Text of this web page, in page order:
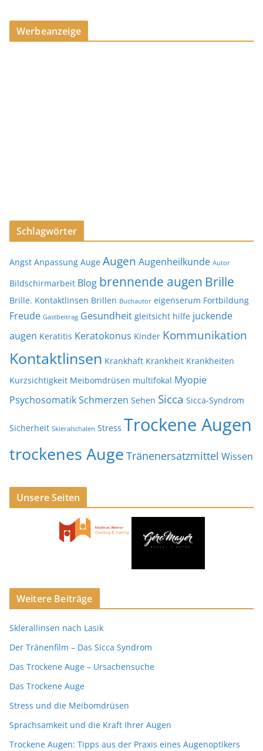
Werbeanzeige
Schlagwörter
Angst Anpassung Auge Augen Augenheilkunde Autor
Bildschirmarbeit Blog brennende augen Brille
Brille. Kontaktlinsen Brillen Buchautor eigenserum Fortbildung
Freude Gastbeitrag Gesundheit gleitsicht hilfe juckende
augen Keratitis Keratokonus Kinder Kommunikation
Kontaktlinsen Krankhaft Krankheit Krankheiten
Kurzsichtigkeit Meibomdrüsen multifokal Myopie
PsychosomatikSchmerzen Sehen Sicca Sicca-Syndrom
Sicherheit Skleralschalen Stress Trockene Augen
trockenes Auge Tränenersatzmittel Wissen
Unsere Seiten
Weitere Beiträge
Sklerallinsen nach Lasik
Der Tränenfilm – Das Sicca Syndrom
Das Trockene Auge – Ursachensuche
Das Trockene Auge
Stress und die Meibomdrüsen
Sprachsamkeit und die Kraft Ihrer Augen
Trockene Augen: Tipps aus der Praxis eines Augenoptikers